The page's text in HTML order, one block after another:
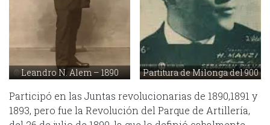
Leandro N. Alem – 1890 Partitura de Milonga del 900
Participó en las Juntas revolucionarias de 1890,1891 y
1893, pero fue la Revolución del Parque de Artillería,